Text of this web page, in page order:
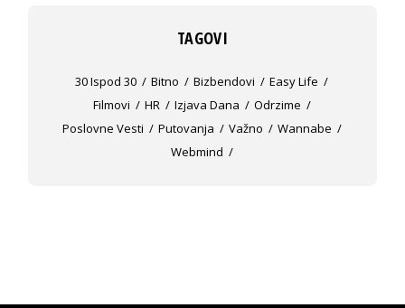
TAGOVI
30 Ispod 30 Bitno Bizbendovi
Easy Life
Filmovi
HR Izjava Dana
Odrzime
Poslovne Vesti
Putovanja Važno
Wannabe
Webmind